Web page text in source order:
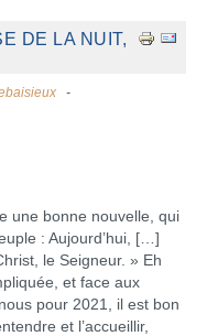
DE LA NUIT,
une bonne nouvelle, qui
: Aujourd’hui, […]
le Seigneur. » Eh
et face aux
pour 2021, il est bon
et l’accueillir,